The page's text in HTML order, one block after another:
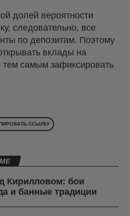
долей вероятности
следовательно, все
по депозитам. Поэтому
вклады на
тем самым зафиксировать
ССЫЛКУ
Кирилловом: бои
и банные традиции